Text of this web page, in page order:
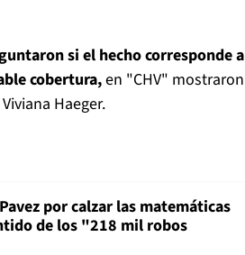
si el hecho corresponde a
cobertura,en "CHV" mostraron
Haeger.
por calzar las matemáticas
de los "218 mil robos